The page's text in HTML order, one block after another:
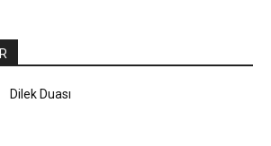
Dilek Duası